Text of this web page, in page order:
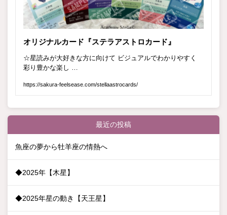
最近の投稿
魚座の夢から牡羊座の情熱へ
◆2025年【木星】
◆2025年星の動き【天王星】